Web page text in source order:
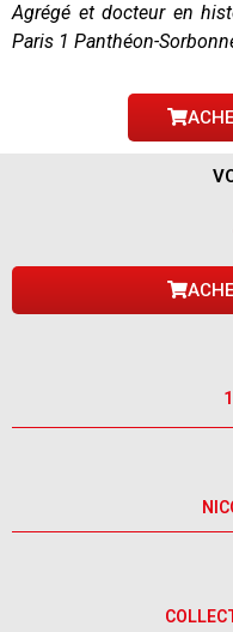
Agrégé et docteur en
Paris 1 Panthéon-